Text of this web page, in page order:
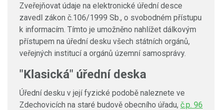
Zveřejňovat údaje na elektronické úřední desce
zavedl zákon č.106/1999 Sb., o svobodném přístupu
k informacím. Tímto je umožněno nahlížet dálkovým
přístupem na úřední desku všech státních orgánů,
veřejných institucí a orgánů územní samosprávy.
"Klasická" úřední deska
Úřední desku v její fyzické podobě naleznete ve
Zdechovicích na staré budově obecního úřadu, č.p. 96